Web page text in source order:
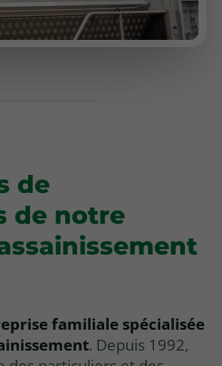
de
de notre
familiale spécialisée
. Depuis 1992,